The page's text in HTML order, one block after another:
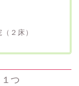
２床）
つ